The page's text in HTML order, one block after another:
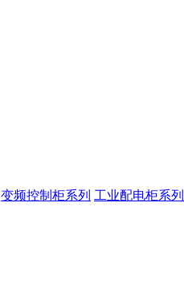
变频控制柜系列 工业配电柜系列